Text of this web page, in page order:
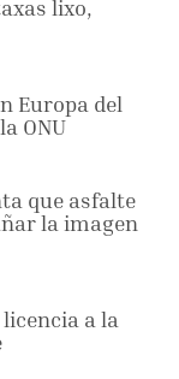
lixo,
Europa del
ONU
que asfalte
la imagen
a la